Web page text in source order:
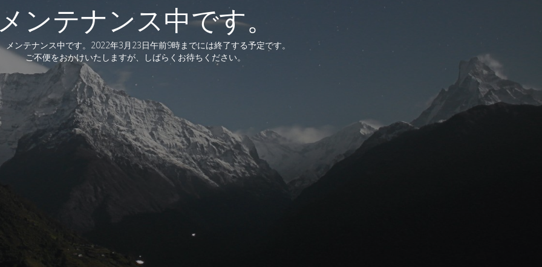
ンテナンス中です。
メンテナンス中です。2022年3月23日午前9時までには終了する予定です。
ご不便をおかけいたしますが、しばらくお待ちください。